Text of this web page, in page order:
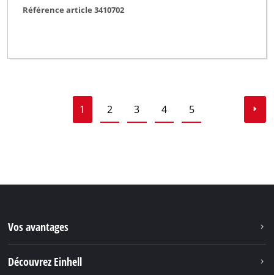
Référence article 3410702
1 2 3 4 5
Vos avantages
Découvrez Einhell